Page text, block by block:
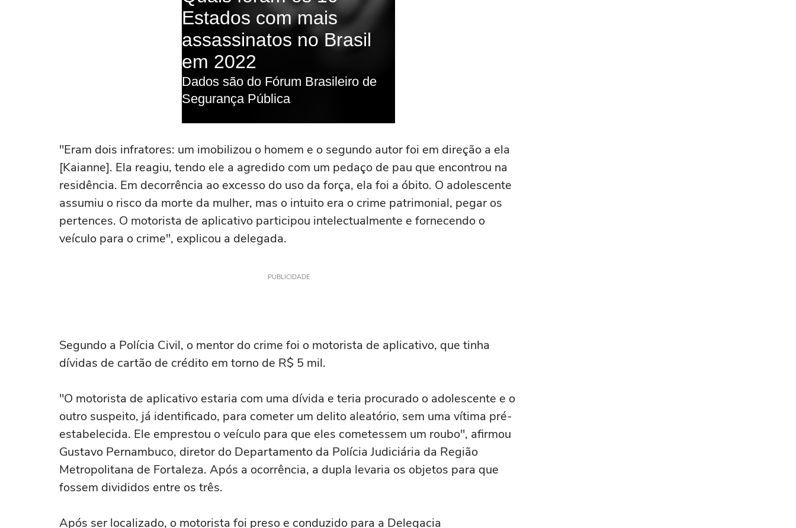
"Eram dois infratores: um imobilizou o homem e o segundo autor foi em direção a ela
[Kaianne]. Ela reagiu, tendo ele a agredido com um pedaço de pau que encontrou na
residência. Em decorrência ao excesso do uso da força, ela foi a óbito. O adolescente
assumiu o risco da morte da mulher, mas o intuito era o crime patrimonial, pegar os
pertences. O motorista de aplicativo participou intelectualmente e fornecendo o
veículo para o crime", explicou a delegada.
PUBLICIDADE
Segundo a Polícia Civil, o mentor do crime foi o motorista de aplicativo, que tinha
dívidas de cartão de crédito em torno de R$ 5 mil.
"O motorista de aplicativo estaria com uma dívida e teria procurado o adolescente e o
outro suspeito, já identificado, para cometer um delito aleatório, sem uma vítima pré-
estabelecida. Ele emprestou o veículo para que eles cometessem um roubo", afirmou
Gustavo Pernambuco, diretor do Departamento da Polícia Judiciária da Região
Metropolitana de Fortaleza. Após a ocorrência, a dupla levaria os objetos para que
fossem divididos entre os três.
Após ser localizado, o motorista foi preso e conduzido para a Delegacia